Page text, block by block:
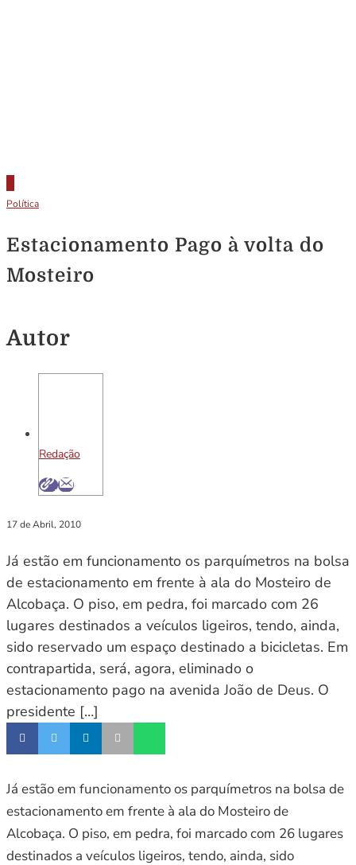
Política
Estacionamento Pago à volta do
Mosteiro
Autor
Redação
17 de Abril, 2010
Já estão em funcionamento os parquímetros na bolsa
de estacionamento em frente à ala do Mosteiro de
Alcobaça. O piso, em pedra, foi marcado com 26
lugares destinados a veículos ligeiros, tendo, ainda,
sido reservado um espaço destinado a bicicletas. Em
contrapartida, será, agora, eliminado o
estacionamento pago na avenida João de Deus. O
presidente […]
Já estão em funcionamento os parquímetros na bolsa de
estacionamento em frente à ala do Mosteiro de
Alcobaça. O piso, em pedra, foi marcado com 26 lugares
destinados a veículos ligeiros, tendo, ainda, sido